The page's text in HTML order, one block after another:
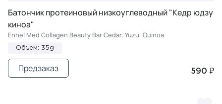
Батончик протеиновый низкоуглеводный "Кедр юдзу
киноа"
Enhel Med Collagen Beauty Bar Cedar, Yuzu, Quinoa
Объем: 35g
590 ₽
Предзаказ